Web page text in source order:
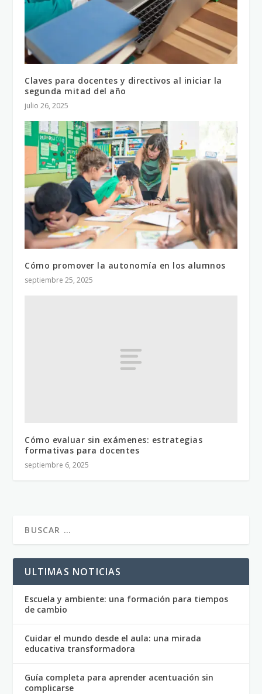
Claves para docentes y directivos al iniciar la
segunda mitad del año
julio 26, 2025
Cómo promover la autonomía en los alumnos
septiembre 25, 2025
Cómo evaluar sin exámenes: estrategias
formativas para docentes
septiembre 6, 2025
ULTIMAS NOTICIAS
Escuela y ambiente: una formación para tiempos
de cambio
Cuidar el mundo desde el aula: una mirada
educativa transformadora
Guía completa para aprender acentuación sin
complicarse